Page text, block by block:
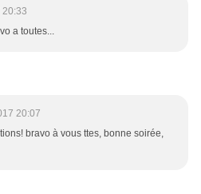
20:33
a toutes...
20:07
bravo à vous ttes, bonne soirée,